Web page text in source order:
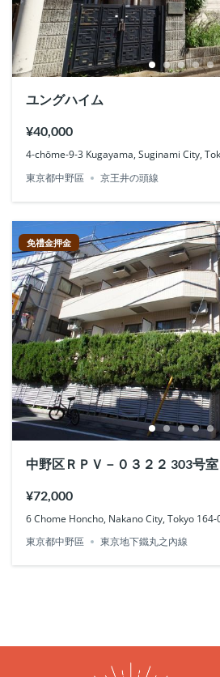
ユングハイム
¥40,000
4-chōme-9-3 Kugayama, Suginami City,
東京都中野區
京王井の頭線
免禮金押金
中野区ＲＰＶ－０３２２ 303号室
¥72,000
6 Chome Honcho, Nakano City, Tokyo 164-
東京都中野區
東京地下鐵丸之內線